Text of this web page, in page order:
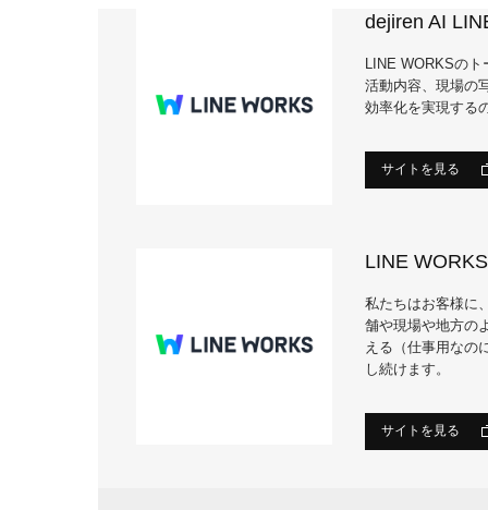
dejiren AI
LINE WORKSの
活動内容、現場の
効率化を実現する
サイトを見る
LINE
私たちはお客様に
舗や現場や地方の
える（仕事用なの
し続けます。
サイトを見る